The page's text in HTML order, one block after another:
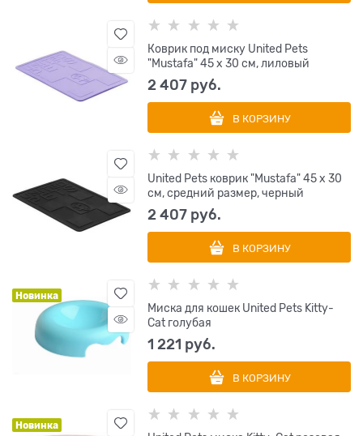
Коврик под миску United Pets
"Mustafa" 45 х 30 см, лиловый
2 407 руб.
В КОРЗИНУ
United Pets коврик "Mustafa" 45 х 30
см, средний размер, черный
2 407 руб.
В КОРЗИНУ
Новинка
Миска для кошек United Pets Kitty-
Cat голубая
1 221 руб.
В КОРЗИНУ
Новинка